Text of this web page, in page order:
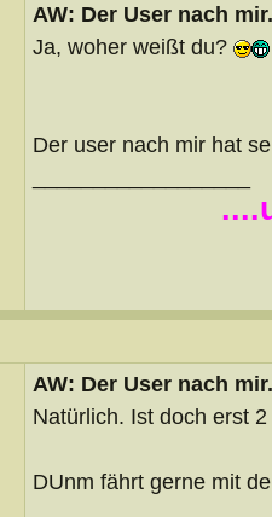
AW: Der User nach
Ja, woher weißt du?
Der user nach mir hat
AW: Der User nach
Natürlich. Ist doch erst
DUnm fährt gerne mit